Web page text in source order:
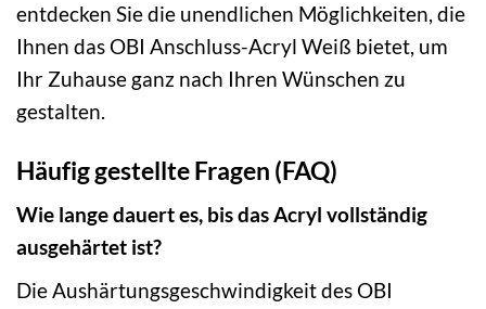
entdecken Sie die unendlichen Möglichkeiten, die
Ihnen das OBI Anschluss-Acryl Weiß bietet, um
Ihr Zuhause ganz nach Ihren Wünschen zu
gestalten.
Häufig gestellte Fragen (FAQ)
Wie lange dauert es, bis das Acryl vollständig
ausgehärtet ist?
Die Aushärtungsgeschwindigkeit des OBI